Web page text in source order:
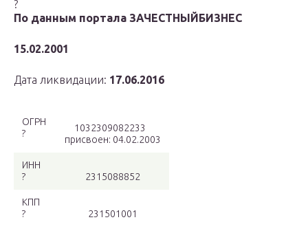
?
По данным портала ЗАЧЕСТНЫЙБИЗНЕС
15.02.2001
Дата ликвидации: 17.06.2016
ОГРН
?
1032309082233
присвоен: 04.02.2003
ИНН
?
2315088852
КПП
?
231501001